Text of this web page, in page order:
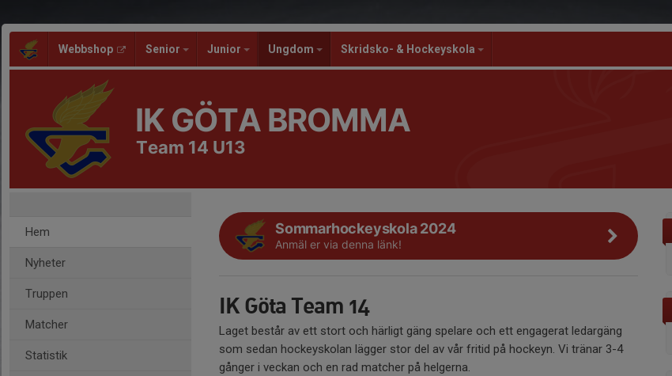
Webbshop Senior Junior Ungdom Skridsko- & Hockeyskola
IK GÖTA BROMMA
Team 14 U13
Hem
Nyheter
Truppen
Matcher
Statistik
Sommarhockeyskola 2024
Anmäl er via denna länk!
IK Göta Team 14
Laget består av ett stort och härligt gäng spelare och ett engagerat ledargäng
som sedan hockeyskolan lägger stor del av vår fritid på hockeyn. Vi tränar 3-4
gånger i veckan och en rad matcher på helgerna.